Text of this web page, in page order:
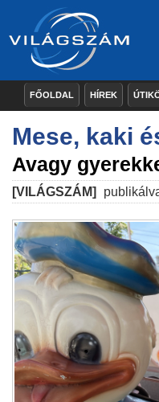
FŐOLDAL HÍREK
Mese, kaki
Avagy
[VILÁGSZÁM]